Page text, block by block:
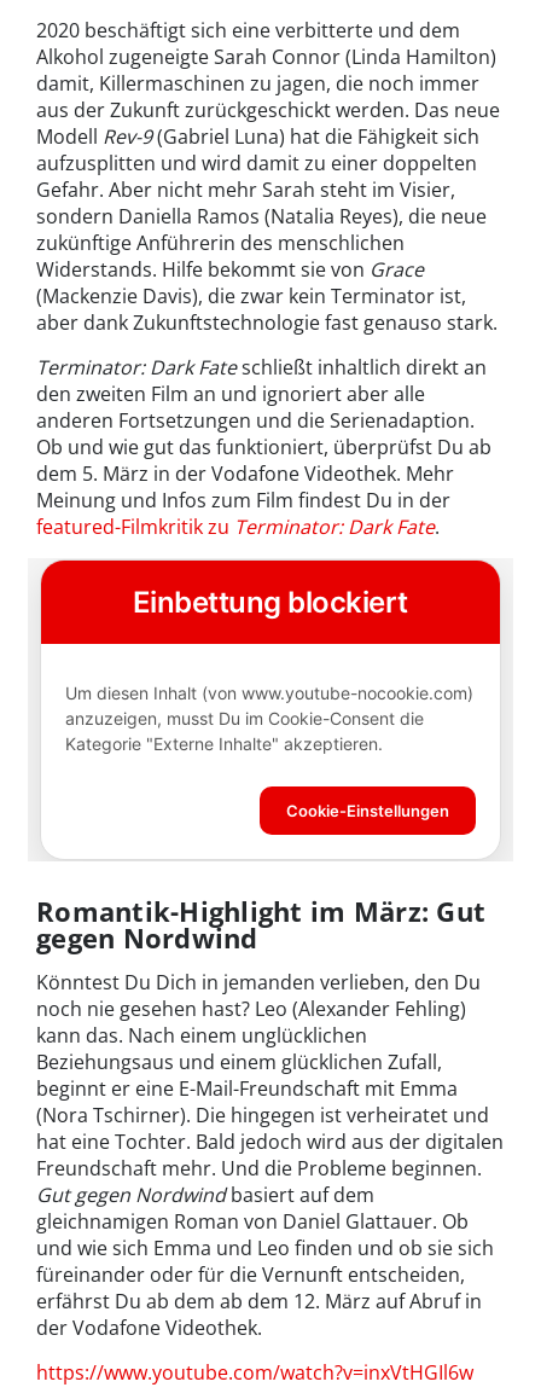
2020 beschäftigt sich eine verbitterte und dem
Alkohol zugeneigte Sarah Connor (Linda Hamilton)
damit, Killermaschinen zu jagen, die noch immer
aus der Zukunft zurückgeschickt werden. Das neue
Modell Rev-9(Gabriel Luna) hat die Fähigkeit sich
aufzusplitten und wird damit zu einer doppelten
Gefahr. Aber nicht mehr Sarah steht im Visier,
sondern Daniella Ramos (Natalia Reyes), die neue
zukünftige Anführerin des menschlichen
Widerstands. Hilfe bekommt sie von Grace
(Mackenzie Davis), die zwar kein Terminator ist,
aber dank Zukunftstechnologie fast genauso stark.
Terminator: Dark Fateschließt inhaltlich direkt an
den zweiten Film an und ignoriert aber alle
anderen Fortsetzungen und die Serienadaption.
Ob und wie gut das funktioniert, überprüfst Du ab
dem 5. März in der Vodafone Videothek. Mehr
Meinung und Infos zum Film findest Du in der
featured-Filmkritik zu Terminator: Dark Fate.
Romantik-Highlight im März: Gut
gegen Nordwind
Könntest Du Dich in jemanden verlieben, den Du
noch nie gesehen hast? Leo (Alexander Fehling)
kann das. Nach einem unglücklichen
Beziehungsaus und einem glücklichen Zufall,
beginnt er eine E-Mail-Freundschaft mit Emma
(Nora Tschirner). Die hingegen ist verheiratet und
hat eine Tochter. Bald jedoch wird aus der digitalen
Freundschaft mehr. Und die Probleme beginnen.
Gut gegen Nordwindbasiert auf dem
gleichnamigen Roman von Daniel Glattauer. Ob
und wie sich Emma und Leo finden und ob sie sich
füreinander oder für die Vernunft entscheiden,
erfährst Du ab dem ab dem 12. März auf Abruf in
der Vodafone Videothek.
https://www.youtube.com/watch?v=inxVtHGIl6w